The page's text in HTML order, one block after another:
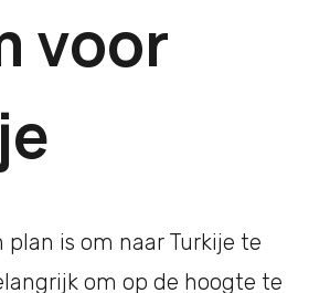
voor
plan is om naar Turkije te
om op de hoogte te